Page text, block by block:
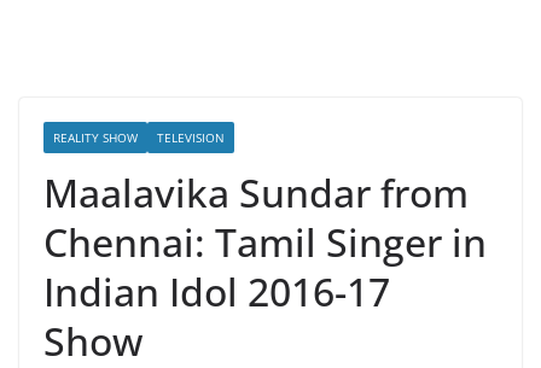
REALITY SHOW TELEVISION
Maalavika Sundar from
Chennai: Tamil Singer in
Indian Idol 2016-17
Show